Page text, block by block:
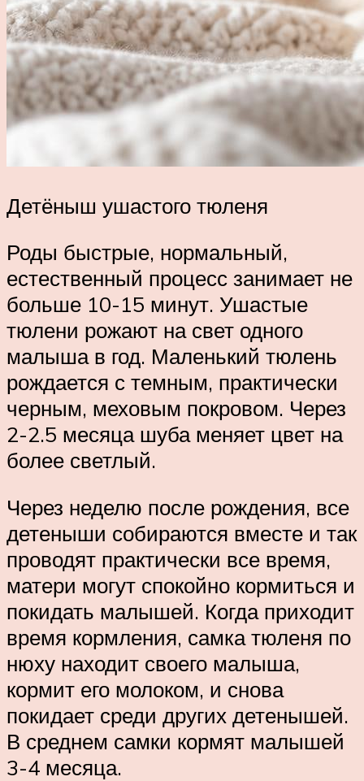
Детёныш ушастого тюленя
Роды быстрые, нормальный,
естественный процесс занимает не
больше 10-15 минут. Ушастые
тюлени рожают на свет одного
малыша в год. Маленький тюлень
рождается с темным, практически
черным, меховым покровом. Через
2-2.5 месяца шуба меняет цвет на
более светлый.
Через неделю после рождения, все
детеныши собираются вместе и так
проводят практически все время,
матери могут спокойно кормиться и
покидать малышей. Когда приходит
время кормления, самка тюленя по
нюху находит своего малыша,
кормит его молоком, и снова
покидает среди других детенышей.
В среднем самки кормят малышей
3-4 месяца.